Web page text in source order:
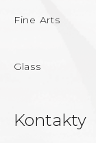
Fine Arts
Glass
Kontakty